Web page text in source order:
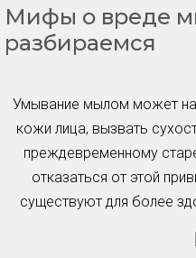
Мифы о вреде
разбираемся
Умывание мылом может
кожи лица, вызвать
преждевременному
отказаться от этой
существуют для более